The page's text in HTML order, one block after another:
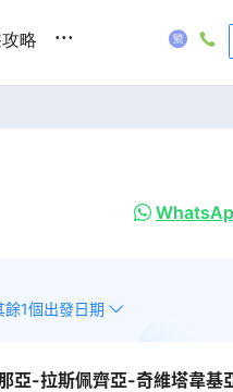
略 ...
餘1個出發日期
亞-拉斯佩齊亞-奇維塔韋基